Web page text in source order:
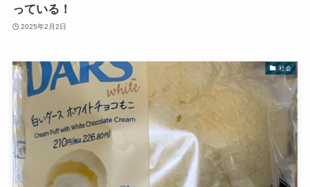
っている！
2025年2月2日
社会